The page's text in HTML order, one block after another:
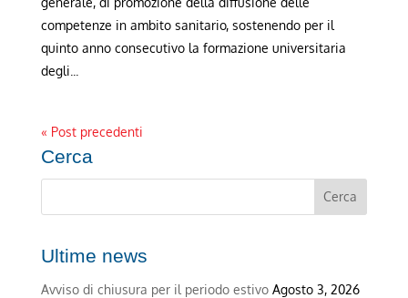
competenze in ambito sanitario, sostenendo per il
quinto anno consecutivo la formazione universitaria
degli...
« Post precedenti
Cerca
Ultime news
Avviso di chiusura per il periodo estivo Agosto 3, 2026